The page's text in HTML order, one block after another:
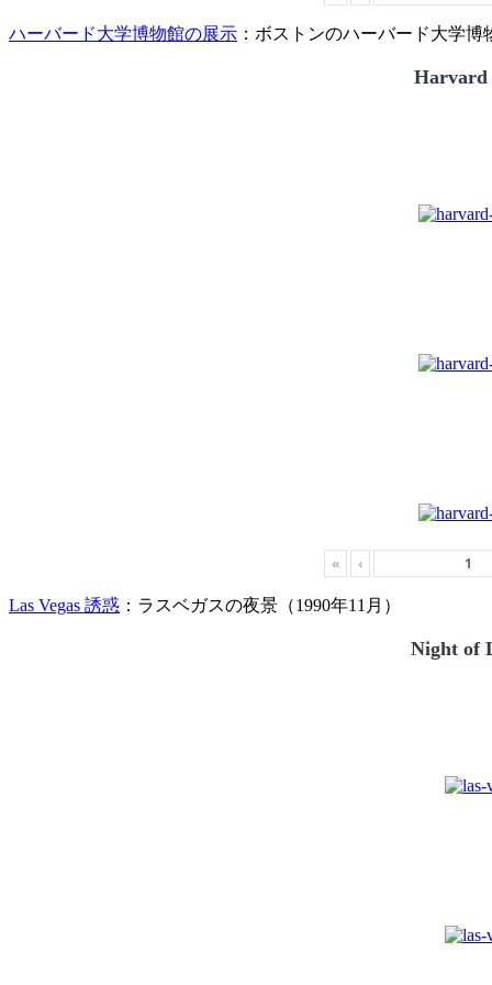
ハーバード大学博物館の展示 ：ボストンのハーバード大学博
Harvard
« ‹
Las Vegas 誘惑 ：ラスベガスの夜景（1990年11月）
Night of